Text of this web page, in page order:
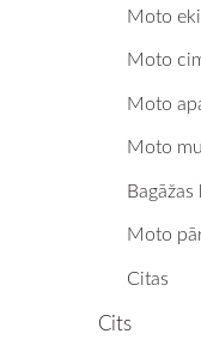
Moto
Moto
Moto
Moto
Bagāžas
Moto
Citas
Cits